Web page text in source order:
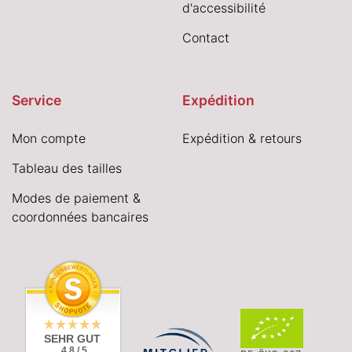
d'accessibilité
Contact
Service
Mon compte
Tableau des tailles
Modes de paiement &
coordonnées bancaires
Expédition
Expédition & retours
SEHR GUT